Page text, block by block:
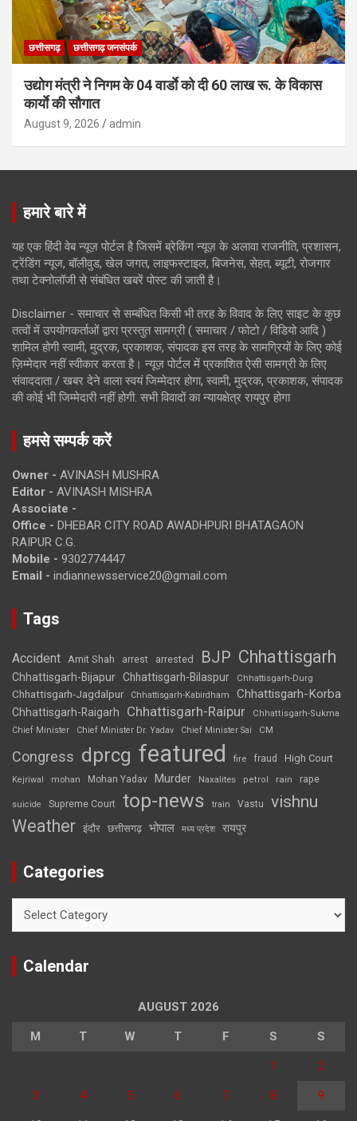
छत्तीसगढ़ छत्तीसगढ़ जनसंपर्क
उद्योग मंत्री ने निगम के 04 वार्डाे को दी 60 लाख रू. के विकास
कार्याे की सौगात
August 9, 2026 admin
हमारे बारे में
यह एक हिंदी वेब न्यूज़ पोर्टल है जिसमें ब्रेकिंग न्यूज़ के अलावा राजनीति, प्रशासन,
ट्रेंडिंग न्यूज, बॉलीवुड, खेल जगत, लाइफस्टाइल, बिजनेस, सेहत, ब्यूटी, रोजगार
तथा टेक्नोलॉजी से संबंधित खबरें पोस्ट की जाती है।
Disclaimer - समाचार से सम्बंधित किसी भी तरह के विवाद के लिए साइट के कुछ
तत्वों में उपयोगकर्ताओं द्वारा प्रस्तुत सामग्री ( समाचार / फोटो / विडियो आदि )
शामिल होगी स्वामी, मुद्रक, प्रकाशक, संपादक इस तरह के सामग्रियों के लिए कोई
ज़िम्मेदार नहीं स्वीकार करता है। न्यूज़ पोर्टल में प्रकाशित ऐसी सामग्री के लिए
संवाददाता / खबर देने वाला स्वयं जिम्मेदार होगा, स्वामी, मुद्रक, प्रकाशक, संपादक
की कोई भी जिम्मेदारी नहीं होगी. सभी विवादों का न्यायक्षेत्र रायपुर होगा
हमसे सम्पर्क करें
Owner - AVINASH MUSHRA
Editor - AVINASH MISHRA
Associate -
Office - DHEBAR CITY ROAD AWADHPURI BHATAGAON
RAIPUR C.G.
Mobile - 9302774447
Email - indiannewsservice20@gmail.com
Tags
Accident Amit Shah arrest arrested BJP Chhattisgarh
Chhattisgarh-Bijapur Chhattisgarh-Bilaspur Chhattisgarh-Durg
Chhattisgarh-Jagdalpur Chhattisgarh-Kabirdham Chhattisgarh-Korba
Chhattisgarh-Raigarh Chhattisgarh-Raipur
Chhattisgarh-Sukma
Chief Minister
Chief Minister Dr. Yadav Chief Minister Sai CM
Congress dprcg featured fire fraud High Court
Kejriwal mohan Mohan Yadav Murder Naxalites petrol rain rape
suicide Supreme Court top-news train Vastu vishnu
Weather इंदौर छत्तीसगढ़ भोपाल मध्य प्रदेश रायपुर
Categories
Calendar
AUGUST 2026
M T W T F S S
1 2
3 4 5 6 7 8 9